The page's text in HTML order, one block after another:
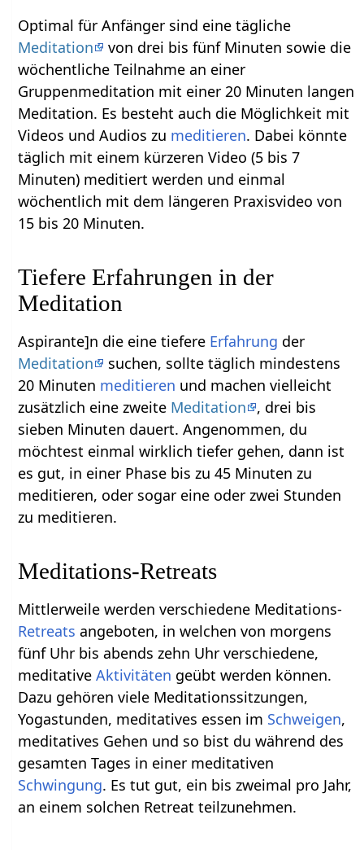
Optimal für Anfänger sind eine tägliche
Meditation
von drei bis fünf Minuten sowie die
wöchentliche Teilnahme an einer
Gruppenmeditation mit einer 20 Minuten langen
Meditation. Es besteht auch die Möglichkeit mit
Videos und Audios zu meditieren. Dabei könnte
täglich mit einem kürzeren Video (5 bis 7
Minuten) meditiert werden und einmal
wöchentlich mit dem längeren Praxisvideo von
15 bis 20 Minuten.
Tiefere Erfahrungen in der
Meditation
Aspirante]n die eine tiefere Erfahrung der
Meditation
suchen, sollte täglich mindestens
20 Minuten meditieren und machen vielleicht
zusätzlich eine zweite Meditation
, drei bis
sieben Minuten dauert. Angenommen, du
möchtest einmal wirklich tiefer gehen, dann ist
es gut, in einer Phase bis zu 45 Minuten zu
meditieren, oder sogar eine oder zwei Stunden
zu meditieren.
Meditations-Retreats
Mittlerweile werden verschiedene Meditations-
Retreats angeboten, in welchen von morgens
fünf Uhr bis abends zehn Uhr verschiedene,
meditativeAktivitäten geübt werden können.
Dazu gehören viele Meditationssitzungen,
Yogastunden, meditatives essen im Schweigen,
meditatives Gehen und so bist du während des
gesamten Tages in einer meditativen
Schwingung. Es tut gut, ein bis zweimal pro Jahr,
an einem solchen Retreat teilzunehmen.